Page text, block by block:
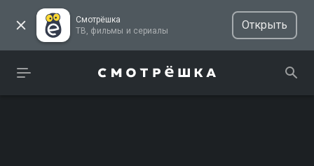
Смотрёшка
ТВ, фильмы и сериалы
Открыть